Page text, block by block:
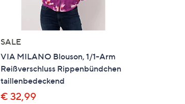
SALE
VIA MILANO Blouson, 1/1-Arm
Reißverschluss Rippenbündchen
taillenbedeckend
€ 32,99